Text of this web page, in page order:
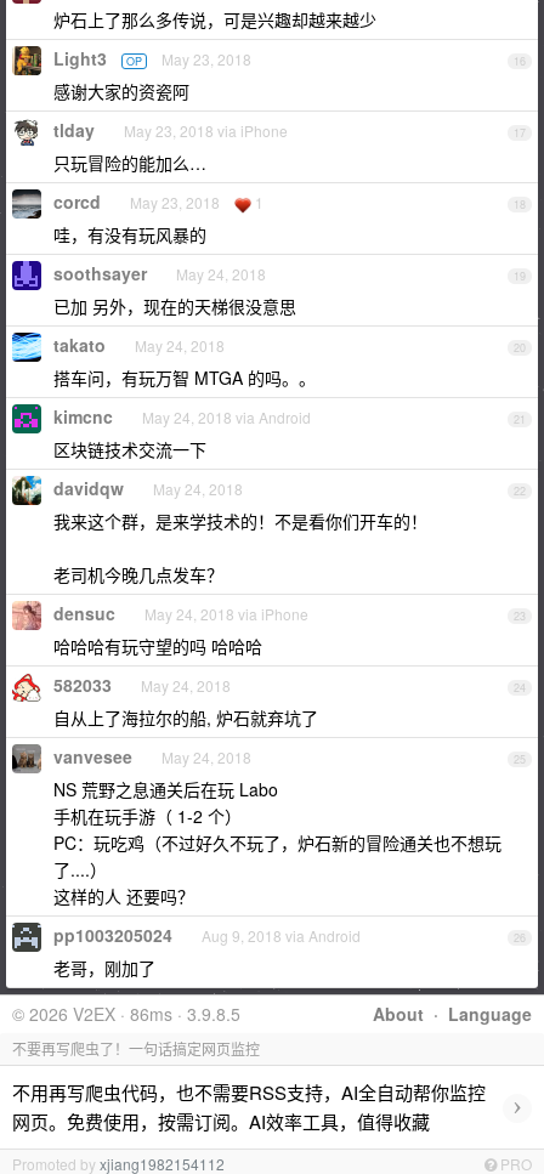
炉石上了那么多传说，可是兴趣却越来越少
16
Light3 OP May 23, 2018
感谢大家的资瓷阿
17
tlday May 23, 2018 via iPhone
只玩冒险的能加么…
18
corcd May 23, 2018 1
哇，有没有玩风暴的
19
soothsayer May 24, 2018
已加 另外，现在的天梯很没意思
20
takato May 24, 2018
搭车问，有玩万智 MTGA 的吗。。
21
kimcnc May 24, 2018 via Android
区块链技术交流一下
22
davidqw May 24, 2018
我来这个群，是来学技术的！不是看你们开车的！
老司机今晚几点发车？
23
densuc May 24, 2018 via iPhone
哈哈哈有玩守望的吗 哈哈哈
24
582033 May 24, 2018
自从上了海拉尔的船, 炉石就弃坑了
25
vanvesee May 24, 2018
NS 荒野之息通关后在玩 Labo
手机在玩手游（ 1-2 个）
PC：玩吃鸡（不过好久不玩了，炉石新的冒险通关也不想玩
了....）
这样的人 还要吗？
26
pp1003205024 Aug 9, 2018 via Android
老哥，刚加了
About · Language
© 2026 V2EX · 86ms · 3.9.8.5
不要再写爬虫了！一句话搞定网页监控
不用再写爬虫代码，也不需要RSS支持，AI全自动帮你监控
网页。免费使用，按需订阅。AI效率工具，值得收藏
›
Promoted byxjiang1982154112 PRO